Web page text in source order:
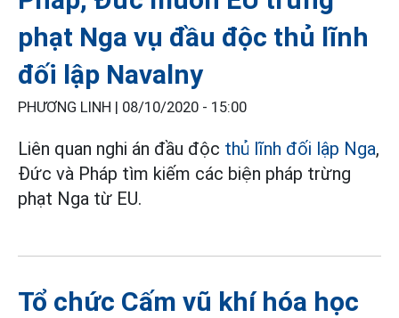
phạt Nga vụ đầu độc thủ lĩnh
đối lập Navalny
PHƯƠNG LINH | 08/10/2020 - 15:00
Liên quan nghi án đầu độc thủ lĩnh đối lập Nga,
Đức và Pháp tìm kiếm các biện pháp trừng
phạt Nga từ EU.
Tổ chức Cấm vũ khí hóa học